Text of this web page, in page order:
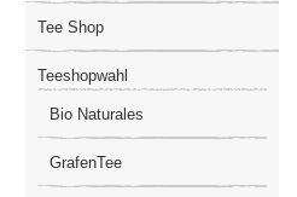
Tee Shop
Teeshopwahl
Bio Naturales
GrafenTee